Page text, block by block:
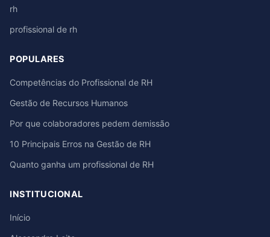
rh
profissional de rh
POPULARES
Competências do Profissional de RH
Gestão de Recursos Humanos
Por que colaboradores pedem demissão
10 Principais Erros na Gestão de RH
Quanto ganha um profissional de RH
INSTITUCIONAL
Início